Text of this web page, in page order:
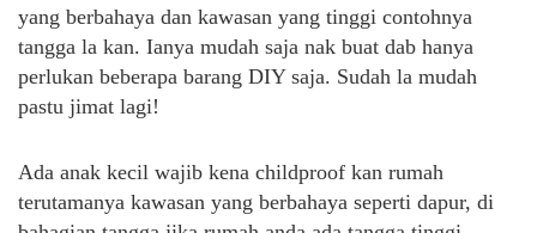
yang berbahaya dan kawasan yang tinggi contohnya
tangga la kan. Ianya mudah saja nak buat dab hanya
perlukan beberapa barang DIY saja. Sudah la mudah
pastu jimat lagi!
Ada anak kecil wajib kena childproof kan rumah
terutamanya kawasan yang berbahaya seperti dapur, di